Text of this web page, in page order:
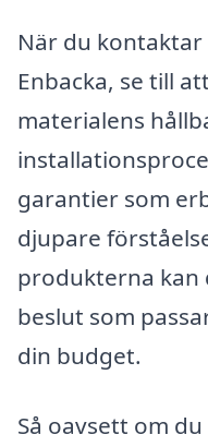
När du
Enbacka, se till
materialens
garantier som
djupare
produkterna
beslut som
din budget.
Så oavsett om